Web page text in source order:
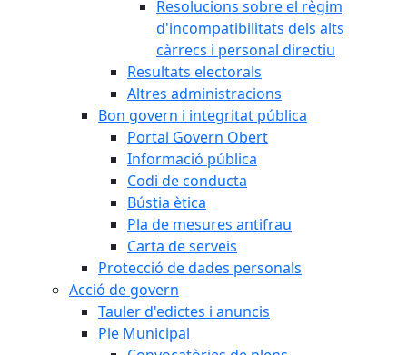
Resolucions sobre el règim
d'incompatibilitats dels alts
càrrecs i personal directiu
Resultats electorals
Altres administracions
Bon govern i integritat pública
Portal Govern Obert
Informació pública
Codi de conducta
Bústia ètica
Pla de mesures antifrau
Carta de serveis
Protecció de dades personals
Acció de govern
Tauler d'edictes i anuncis
Ple Municipal